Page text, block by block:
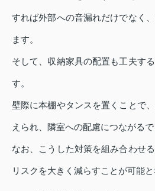
すれば外部への音漏れだけでなく
ます。
そして、収納家具の配置も工夫す
す。
壁際に本棚やタンスを置くことで
えられ、隣室への配慮につながるで
なお、こうした対策を組み合わせ
リスクを大きく減らすことが可能と